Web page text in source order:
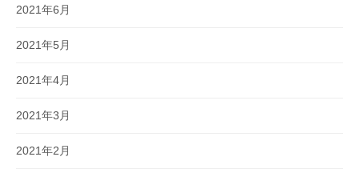
2021年6月
2021年5月
2021年4月
2021年3月
2021年2月